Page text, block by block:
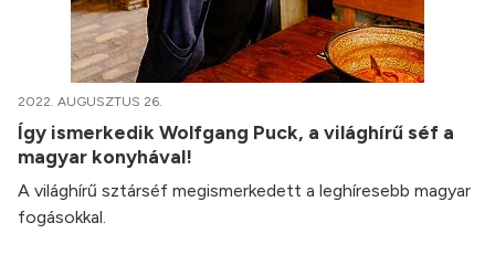
2022. AUGUSZTUS 26.
Így ismerkedik Wolfgang Puck, a világhírű séf a
magyar konyhával!
A világhírű sztárséf megismerkedett a leghíresebb magyar
fogásokkal.